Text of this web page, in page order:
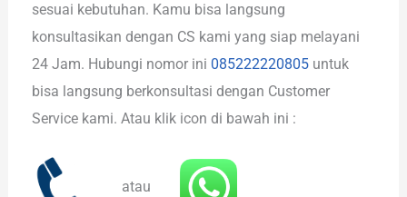
sesuai kebutuhan. Kamu bisa langsung
konsultasikan dengan CS kami yang siap melayani
24 Jam. Hubungi nomor ini 085222220805 untuk
bisa langsung berkonsultasi dengan Customer
Service kami. Atau klik icon di bawah ini :
atau